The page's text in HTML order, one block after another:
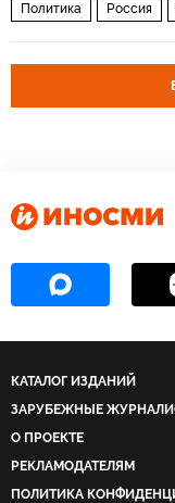
Политика Россия
КАТАЛОГ ИЗДАНИЙ
ЗАРУБЕЖНЫЕ
О ПРОЕКТЕ
РЕКЛАМОДАТЕЛЯМ
ПОЛИТИКА